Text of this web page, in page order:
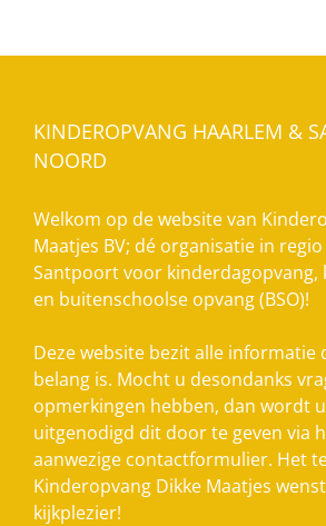
KINDEROPVANG HAARLEM &
NOORD
Welkom op de website van
Maatjes BV; dé organisatie in
Santpoort voor kinderdagopvang,
en buitenschoolse opvang (BSO)!
Deze website bezit alle informatie
belang is. Mocht u desondanks
opmerkingen hebben, dan wordt
uitgenodigd dit door te geven via
aanwezige contactformulier. Het
Kinderopvang Dikke Maatjes
kijkplezier!